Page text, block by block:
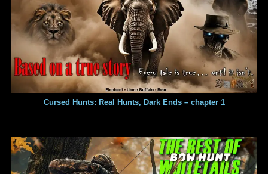
Cursed Hunts: Real Hunts, Dark Ends – chapter 1